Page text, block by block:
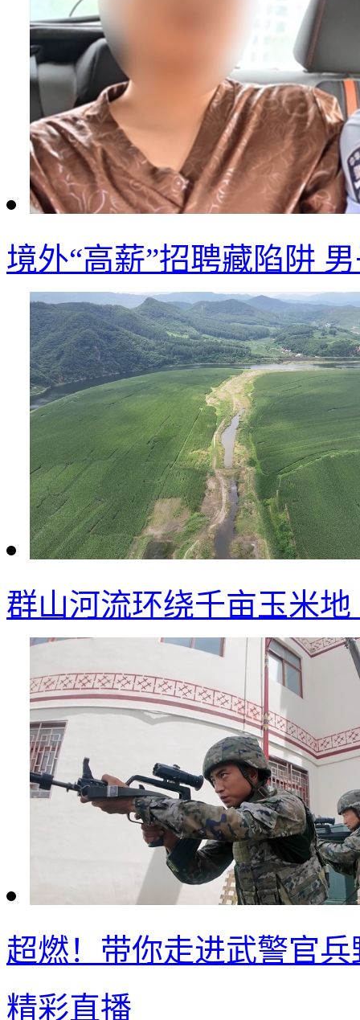
境外“高薪”招聘藏陷阱
群山河流环绕千亩玉米地
超燃！带你走进武警官
精彩直播